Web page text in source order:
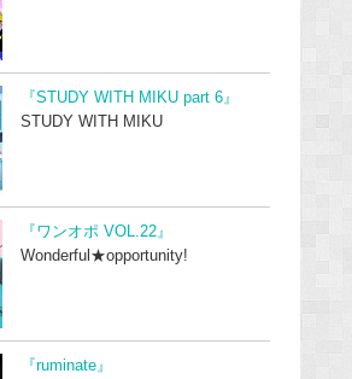
『STUDY WITH MIKU part 6』
STUDY WITH MIKU
『ワンオポ VOL.22』
Wonderful★opportunity!
『ruminate』